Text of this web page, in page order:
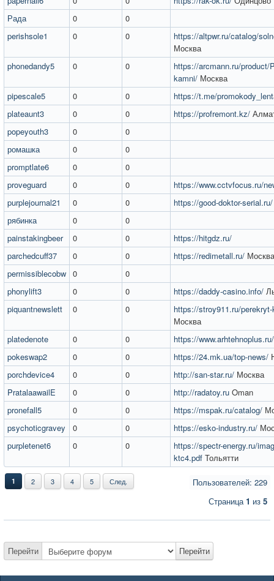
Рада
0
0
perishsole1
0 0
https://altpwr.ru/catalog/
Москва
phonedandy5
0 0
https://arcmann.ru/product/
kamni/ Москва
pipescale5
0 0
https://t.me/
plateaunt3
0 0 https://profremont.kz/
popeyouth3
0
0
ромашка
0
0
promptlate6
0
0
proveguard
0 0
https://www.cctvfocus.ru/
purplejournal21
0 0
https://good-doktor-serial.ru/
рябинка
0
0
painstakingbeer
0 0
https://hitgdz.ru/
parchedcuff37
0 0 https://redimetall.ru/ Москва
permissiblecobw 0
0
phonylift3
0 0 https://daddy-casino.info/
piquantnewslett
0 0
https://stroy911.ru/
Москва
platedenote
0 0
https://www.arhtehnoplus.ru/
pokeswap2
0 0 https://24.mk.ua/top-news/
porchdevice4
0 0 http://san-star.ru/ Москва
PratalaawailE
0 0 http://radatoy.ru Oman
pronefall5
0 0 https://mspak.ru/catalog/
psychoticgravey
0 0 https://esko-industry.ru/
purpletenet6
0 0
https://spectr-energy.ru/
ktc4.pdf Тольятти
Пользователей: 229
1 2 3 4 5 След.
Страница1 из 5
Перейти Перейти